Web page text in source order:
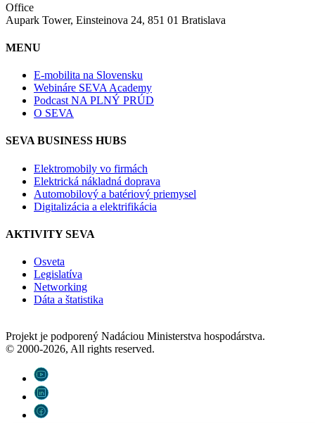
Office
Aupark Tower, Einsteinova 24, 851 01 Bratislava
MENU
E-mobilita na Slovensku
Webináre SEVA Academy
Podcast NA PLNÝ PRÚD
O SEVA
SEVA BUSINESS HUBS
Elektromobily vo firmách
Elektrická nákladná doprava
Automobilový a batériový priemysel
Digitalizácia a elektrifikácia
AKTIVITY SEVA
Osveta
Legislatíva
Networking
Dáta a štatistika
Projekt je podporený Nadáciou Ministerstva hospodárstva.
© 2000-2026, All rights reserved.